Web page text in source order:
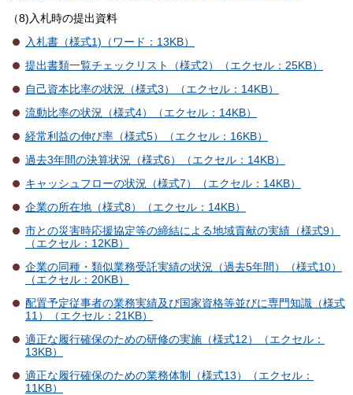
（8)入札時の提出資料
入札書（様式1)（ワード：13KB）
提出書類一覧チェックリスト（様式2）（エクセル：25KB）
自己資本比率の状況（様式3）（エクセル：14KB）
流動比率の状況（様式4）（エクセル：14KB）
経常利益の伸び率（様式5）（エクセル：16KB）
過去3年間の決算状況（様式6）（エクセル：14KB）
キャッシュフローの状況（様式7）（エクセル：14KB）
企業の所在地（様式8）（エクセル：14KB）
市との災害時応援協定等の締結による地域貢献の実績（様式9）
（エクセル：12KB）
企業の同種・類似業務受託実績の状況（過去5年間）（様式10）
（エクセル：20KB）
配置予定従事者の業務実績及び国家資格等並びに専門知識（様式
11）（エクセル：21KB）
適正な履行確保のための研修の実施（様式12）（エクセル：
13KB）
適正な履行確保のための業務体制（様式13）（エクセル：
11KB）